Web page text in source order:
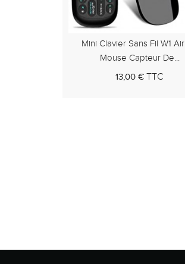
GSE SMART ABONNEMENT
12 MOIS
23,00 € TTC